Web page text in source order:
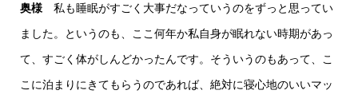
奥様 私も睡眠がすごく大事だなっていうのをずっと思ってい
ました。というのも、ここ何年か私自身が眠れない時期があっ
て、すごく体がしんどかったんです。そういうのもあって、こ
こに泊まりにきてもらうのであれば、絶対に寝心地のいいマッ